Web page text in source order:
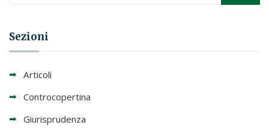
Sezioni
Articoli
Controcopertina
Giurisprudenza